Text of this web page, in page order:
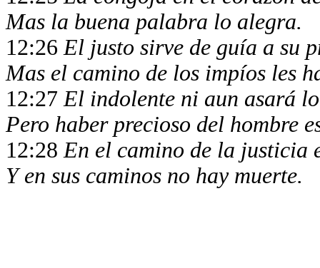
Mas la buena palabra lo alegra.
12:26El justo sirve de guía a su
Mas el camino de los impíos les
12:27El indolente ni aun asará
Pero haber precioso del hombre
12:28En el camino de la justicia
Y en sus caminos no hay muerte.